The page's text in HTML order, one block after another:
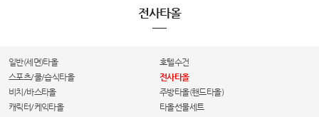
전사타올
일반(세면)타올
호텔수건
스포츠/쿨/습식타올
전사타올
비치/바스타올
주방타올(핸드타올)
캐릭터/케익타올
타올선물세트